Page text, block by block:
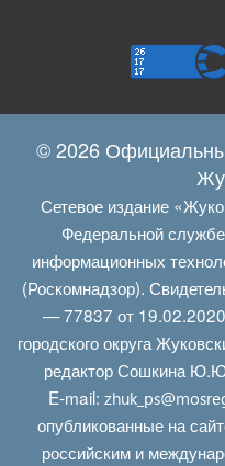
© 2026
Сетевое издание
Федеральной
информационных
(Роскомнадзор).
— 77837 от
городского округа
редактор Сошкина
E‑mail:
опубликованные на
российским и